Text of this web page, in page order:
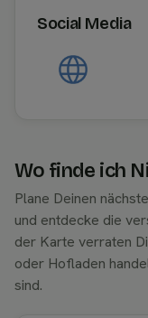
Social Media
Wo finde ich
Plane Deinen
und entdecke die
der Karte verraten
oder Hofladen
sind.